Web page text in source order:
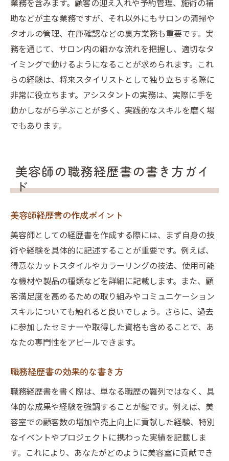
業務を含みます。顧客の迎え入れや予約管理、施術の補
助などが主な業務ですが、それ以外にもサロンの清掃や
タオルの管理、在庫確認などの裏方業務も重要です。実
務を通じて、サロン内の細かな流れを把握し、適切なタ
イミングで動けるようになることが求められます。これ
らの経験は、将来スタイリストとして独り立ちする際に
非常に役立ちます。アシスタントの実務は、実際に手を
動かしながら学ぶことが多く、実践的なスキルを磨く場
でもあります。
美容師の職務経歴書の書き方ガイ
ド
美容師経歴書の作成ポイント
美容師としての経歴書を作成する際には、まず自身の技
術や経験を具体的に記述することが重要です。例えば、
得意なカットスタイルやカラーリングの技法、使用可能
な機材や製品の種類などを詳細に記載します。また、顧
客満足度を高めるための取り組みやコミュニケーション
スキルについても触れると良いでしょう。さらに、過去
に参加したセミナーや取得した資格も含めることで、あ
なたの専門性をアピールできます。
職務経歴書の効果的な書き方
職務経歴書を書く際は、単なる職歴の羅列ではなく、具
体的な成果や経験を強調することが鍵です。例えば、美
容室での顧客数の増加や売上向上に貢献した経験、特別
なイベントやプロジェクトに携わった実績を記載しま
す。これにより、あなたがどのように美容室に貢献でき